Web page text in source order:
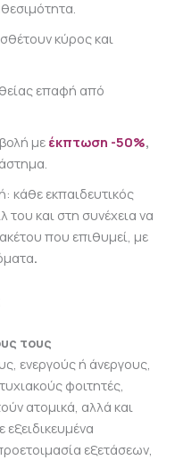
κύρος και
επαφή από
με έκπτωση -50%,
κάθε εκπαιδευτικός
του και στη συνέχεια να
που επιθυμεί, με
.
τους
ενεργούς ή άνεργους,
φοιτητές,
ατομικά, αλλά και
εξειδικευμένα
εξετάσεων,